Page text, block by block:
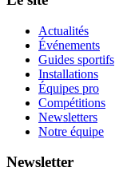
Actualités
Événements
Guides sportifs
Installations
Équipes pro
Compétitions
Newsletters
Notre équipe
Newsletter